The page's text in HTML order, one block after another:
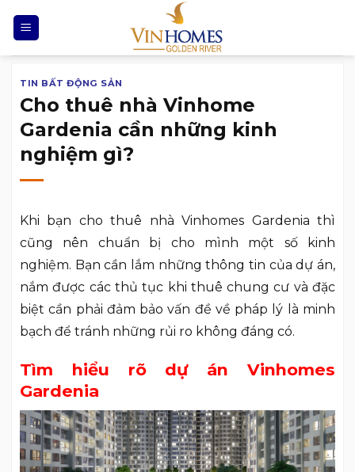
đến
nội
dungTIN BẤT ĐỘNG SẢN
Cho thuê nhà Vinhome
Gardenia cần những kinh
nghiệm gì?
Khi bạn cho thuê nhà Vinhomes Gardenia thì
cũng nên chuẩn bị cho mình một số kinh
nghiệm. Bạn cần lắm những thông tin của dự án,
nắm được các thủ tục khi thuê chung cư và đặc
biệt cần phải đảm bảo vấn đề về pháp lý là minh
bạch để tránh những rủi ro không đáng có.
Tìm hiểu rõ dự án Vinhomes
Gardenia